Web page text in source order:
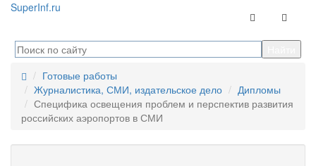
SuperInf.ru
Контакты
Готовые работы
Журналистика, СМИ, издательское дело
Дипломы
Специфика освещения проблем и перспектив развития
российских аэропортов в СМИ